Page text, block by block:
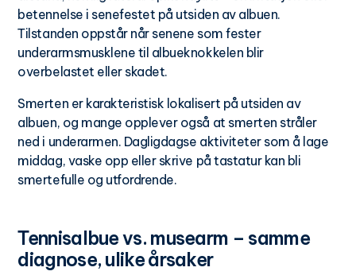
betennelse i senefestet på utsiden av albuen.
Tilstanden oppstår når senene som fester
underarmsmusklene til albueknokkelen blir
overbelastet eller skadet.
Smerten er karakteristisk lokalisert på utsiden av
albuen, og mange opplever også at smerten stråler
ned i underarmen. Dagligdagse aktiviteter som å lage
middag, vaske opp eller skrive på tastatur kan bli
smertefulle og utfordrende.
Tennisalbue vs. musearm – samme
diagnose, ulike årsaker